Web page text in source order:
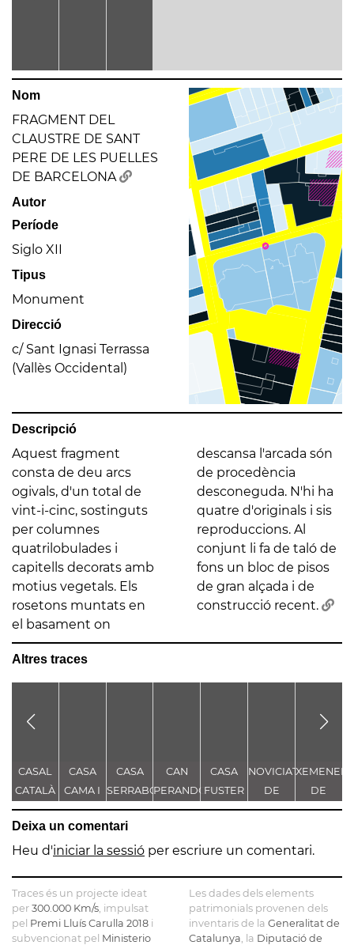
Nom
FRAGMENT DEL
CLAUSTRE DE SANT
PERE DE LES PUELLES
DE BARCELONA
Autor
Període
Siglo XII
Tipus
Monument
Direcció
c/ Sant Ignasi Terrassa
(Vallès Occidental)
Descripció
Aquest fragment
consta de deu arcs
ogivals, d'un total de
vint-i-cinc, sostinguts
per columnes
quatrilobulades i
capitells decorats amb
motius vegetals. Els
rosetons muntats en
el basament on
descansa l'arcada són
de procedència
desconeguda. N'hi ha
quatre d'originals i sis
reproduccions. Al
conjunt li fa de taló de
fons un bloc de pisos
de gran alçada i de
construcció recent.
Altres traces
CASAL
CATALÀ
CASA
CAMA I
ESCURRA
CASA
SERRABOU
CAN
PERANDONES
- CASA
FARJAS
CASA
FUSTER
NOVICIAT
DE
NOSTRA
DE LA
XEMENEIA
DE
L'ANTIGA
C.E.L.O.
Deixa un comentari
Heu d'iniciar la sessió per escriure un comentari.
Traces és un projecte ideat
per 300.000 Km/s , impulsat
pel Premi Lluís Carulla 2018 i
subvencionat pel Ministerio
Les dades dels elements
patrimonials provenen dels
inventaris de la Generalitat de
Catalunya , la Diputació de